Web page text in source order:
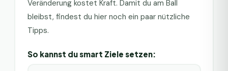
Veränderung kostet Kraft. Damit du am Ball
bleibst, findest du hier noch ein paar nützliche
Tipps.
So kannst du smart Ziele setzen: